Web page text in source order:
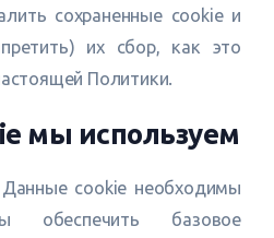
сохраненные cookie и
их сбор, как это
Политики.
мы используем
cookie необходимы
базовое